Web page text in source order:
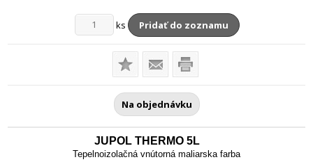
ks Pridať do zoznamu
Na objednávku
JUPOL THERMO 5L
Tepelnoizolačná vnútorná maliarska farba